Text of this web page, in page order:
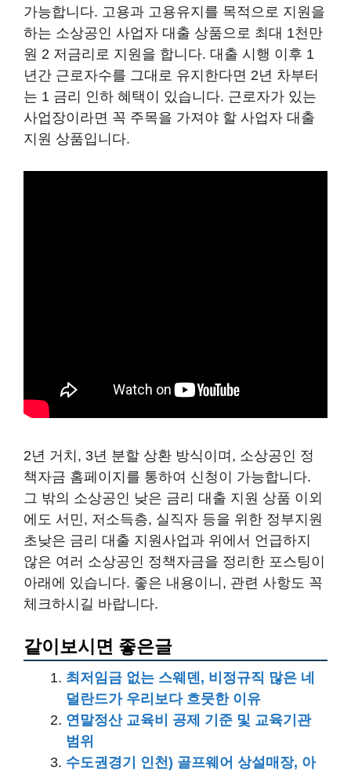
가능합니다. 고용과 고용유지를 목적으로 지원을
하는 소상공인 사업자 대출 상품으로 최대 1천만
원 2 저금리로 지원을 합니다. 대출 시행 이후 1
년간 근로자수를 그대로 유지한다면 2년 차부터
는 1 금리 인하 혜택이 있습니다. 근로자가 있는
사업장이라면 꼭 주목을 가져야 할 사업자 대출
지원 상품입니다.
2년 거치, 3년 분할 상환 방식이며, 소상공인 정
책자금 홈페이지를 통하여 신청이 가능합니다.
그 밖의 소상공인 낮은 금리 대출 지원 상품 이외
에도 서민, 저소득층, 실직자 등을 위한 정부지원
초낮은 금리 대출 지원사업과 위에서 언급하지
않은 여러 소상공인 정책자금을 정리한 포스팅이
아래에 있습니다. 좋은 내용이니, 관련 사항도 꼭
체크하시길 바랍니다.
같이보시면 좋은글
최저임금 없는 스웨덴, 비정규직 많은 네
덜란드가 우리보다 흐뭇한 이유
연말정산 교육비 공제 기준 및 교육기관
범위
수도권경기 인천) 골프웨어 상설매장, 아